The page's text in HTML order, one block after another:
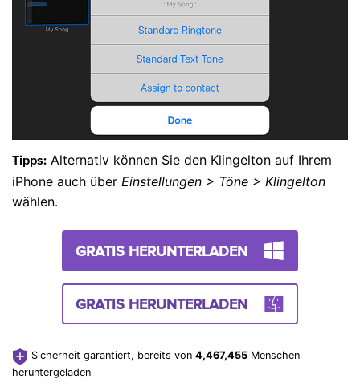
Tipps: Alternativ können Sie den Klingelton auf Ihrem
iPhone auch über Einstellungen > Töne > Klingelton
wählen.
GRATIS HERUNTERLADEN
GRATIS HERUNTERLADEN
Sicherheit garantiert, bereits von 4,467,457 Menschen
heruntergeladen